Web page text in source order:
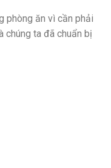
phòng ăn vì cần phải
chúng ta đã chuẩn bị